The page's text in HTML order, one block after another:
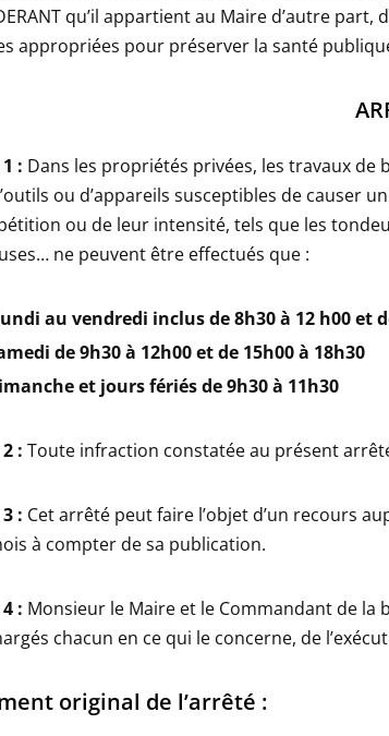
qu’il appartient au Maire d’autre
appropriées pour préserver la santé
: Dans les propriétés privées, les travaux
ou d’appareils susceptibles de causer
ou de leur intensité, tels que les
ne peuvent être effectués que :
au vendredi inclus de 8h30 à 12 h00 et
de 9h30 à 12h00 et de 15h00 à 18h30
et jours fériés de 9h30 à 11h30
: Toute infraction constatée au présent
: Cet arrêté peut faire l’objet d’un recours
à compter de sa publication.
: Monsieur le Maire et le Commandant de la
chacun en ce qui le concerne, de
original de l’arrêté :